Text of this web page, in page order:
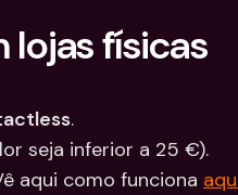
Bancárias
lojas físicas
.
seja inferior a 25 €).
aqui como funciona